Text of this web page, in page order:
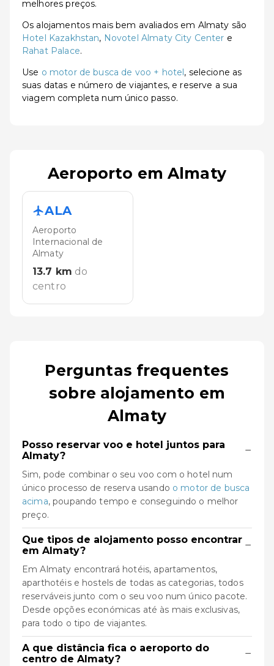
melhores preços.
Os alojamentos mais bem avaliados em Almaty são
Hotel Kazakhstan, Novotel Almaty City Center e
Rahat Palace.
Use o motor de busca de voo + hotel, selecione as
suas datas e número de viajantes, e reserve a sua
viagem completa num único passo.
Aeroporto em Almaty
ALA
Aeroporto
Internacional de
Almaty
13.7 km do
centro
Perguntas frequentes
sobre alojamento em
Almaty
Posso reservar voo e hotel juntos para
Almaty?
−
Sim, pode combinar o seu voo com o hotel num
único processo de reserva usando o motor de busca
acima, poupando tempo e conseguindo o melhor
preço.
Que tipos de alojamento posso encontrar
em Almaty?
−
Em Almaty encontrará hotéis, apartamentos,
aparthotéis e hostels de todas as categorias, todos
reserváveis junto com o seu voo num único pacote.
Desde opções económicas até às mais exclusivas,
para todo o tipo de viajantes.
A que distância fica o aeroporto do
centro de Almaty?
−